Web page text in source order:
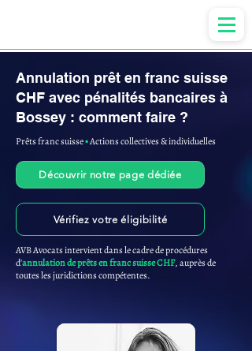
Annulation prêt en franc suisse
CHF avec pénalités bancaires à
Bossey : comment faire ?
Prêts franc suisse▪︎Actions collectives & individuelles
Découvrir notre page dédiée
Vérifiez votre éligibilité
AVB Avocats intervient dans le cadre de procédures
d'annulation de prêts en franc suisse CHF, auprès de
toutes les juridictions compétentes.